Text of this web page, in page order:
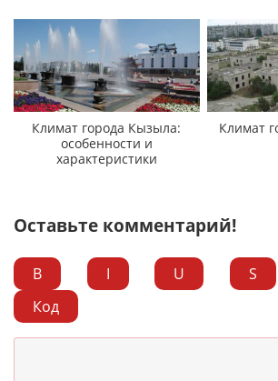
Климат города Кызыла:
особенности и
характеристики
Климат
Оставьте комментарий!
B I U S
Код